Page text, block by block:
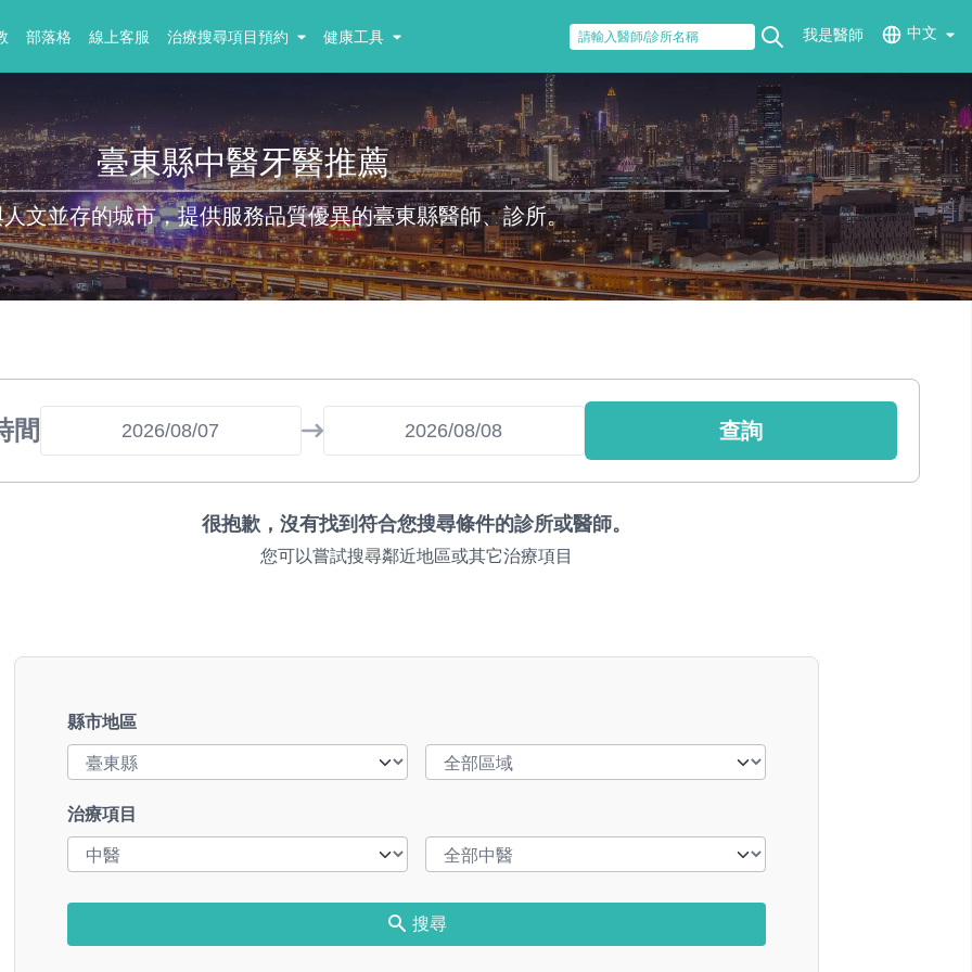
部落格 線上客服 治療搜尋項目預約 健康工具 我是醫師 中文
臺東縣中醫牙醫推薦
文並存的城市，提供服務品質優異的臺東縣醫師、診所。
間 查詢
很抱歉，沒有找到符合您搜尋條件的診所或醫師。
您可以嘗試搜尋鄰近地區或其它治療項目
縣市地區
治療項目
搜尋